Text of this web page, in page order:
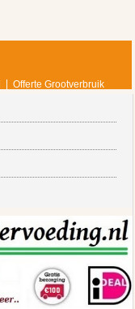
Offerte Grootverbruik